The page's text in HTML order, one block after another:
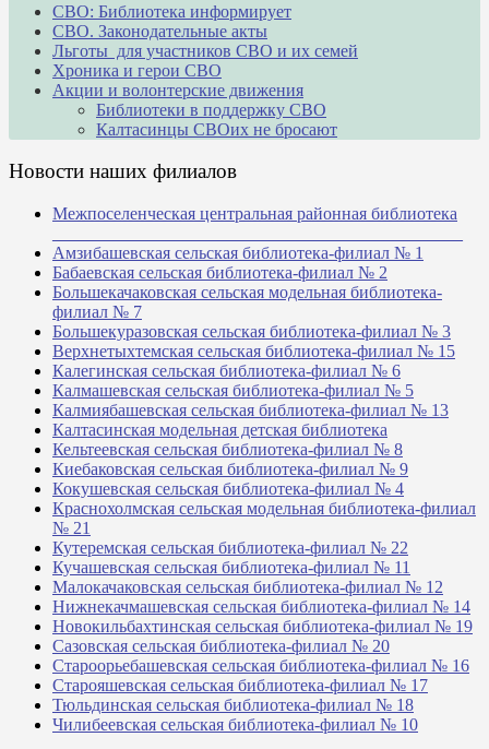
СВО: Библиотека информирует
СВО. Законодательные акты
Льготы для участников СВО и их семей
Хроника и герои СВО
Акции и волонтерские движения
Библиотеки в поддержку СВО
Калтасинцы СВОих не бросают
Новости наших филиалов
Межпоселенческая центральная районная библиотека
Амзибашевская сельская библиотека-филиал № 1
Бабаевская сельская библиотека-филиал № 2
Большекачаковская сельская модельная библиотека-
филиал № 7
Большекуразовская сельская библиотека-филиал № 3
Верхнетыхтемская сельская библиотека-филиал № 15
Калегинская сельская библиотека-филиал № 6
Калмашевская сельская библиотека-филиал № 5
Калмиябашевская сельская библиотека-филиал № 13
Калтасинская модельная детская библиотека
Кельтеевская сельская библиотека-филиал № 8
Киебаковская сельская библиотека-филиал № 9
Кокушевская сельская библиотека-филиал № 4
Краснохолмская сельская модельная библиотека-филиал
№ 21
Кутеремская сельская библиотека-филиал № 22
Кучашевская сельская библиотека-филиал № 11
Малокачаковская сельская библиотека-филиал № 12
Нижнекачмашевская сельская библиотека-филиал № 14
Новокильбахтинская сельская библиотека-филиал № 19
Сазовская сельская библиотека-филиал № 20
Староорьебашевская сельская библиотека-филиал № 16
Старояшевская сельская библиотека-филиал № 17
Тюльдинская сельская библиотека-филиал № 18
Чилибеевская сельская библиотека-филиал № 10